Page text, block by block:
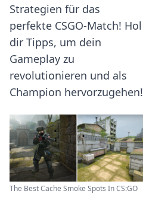
Strategien für das
perfekte CSGO-Match! Hol
dir Tipps, um dein
Gameplay zu
revolutionieren und als
Champion hervorzugehen!
The Best Cache Smoke Spots In CS:GO